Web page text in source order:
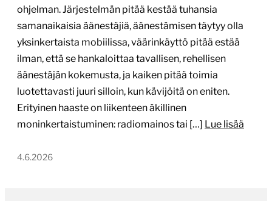
ohjelman. Järjestelmän pitää kestää tuhansia
samanaikaisia äänestäjiä, äänestämisen täytyy olla
yksinkertaista mobiilissa, väärinkäyttö pitää estää
ilman, että se hankaloittaa tavallisen, rehellisen
äänestäjän kokemusta, ja kaiken pitää toimia
luotettavasti juuri silloin, kun kävijöitä on eniten.
Erityinen haaste on liikenteen äkillinen
moninkertaistuminen: radiomainos tai […] Lue lisää
4.6.2026